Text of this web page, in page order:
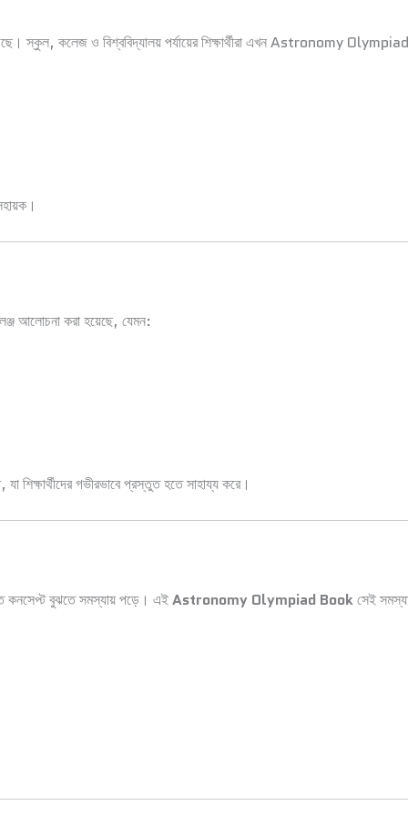
স্কুল, কলেজ ও বিশ্ববিদ্যালয় পর্যায়ের শিক্ষার্থীরা এখন Astronomy
আলোচনা করা হয়েছে, যেমন:
শিক্ষার্থীদের গভীরভাবে প্রস্তুত হতে সাহায্য করে।
কনসেপ্ট বুঝতে সমস্যায় পড়ে। এইAstronomy Olympiad Bookসেই